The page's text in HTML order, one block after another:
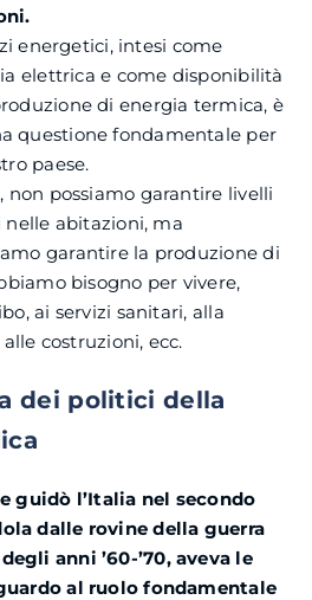
energetici, intesi come
elettrica e come disponibilità
di energia termica, è
questione fondamentale per
paese.
non possiamo garantire livelli
abitazioni, ma
garantire la produzione di
bisogno per vivere,
ai servizi sanitari, alla
costruzioni, ecc.
dei politici della
guidò l’Italia nel secondo
dalle rovine della guerra
anni ’60-’70, aveva le
al ruolo fondamentale